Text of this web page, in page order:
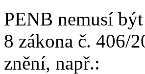
PENB nemusí
8 zákona č. 406/
znění, např.: